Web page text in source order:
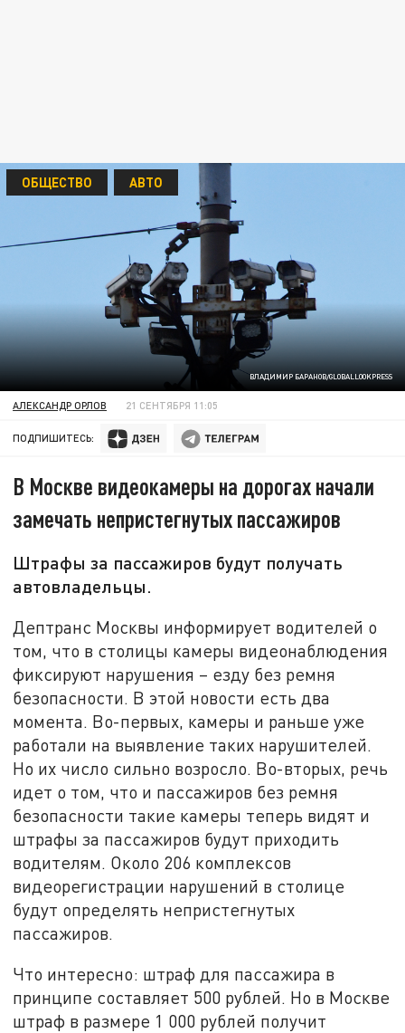
ВЛАДИМИР БАРАНОВ/GLOBALLOOKPRESS
ОБЩЕСТВО АВТО
АЛЕКСАНДР ОРЛОВ 21 СЕНТЯБРЯ 11:05
ПОДПИШИТЕСЬ:
В Москве видеокамеры на дорогах начали
замечать непристегнутых пассажиров
Штрафы за пассажиров будут получать
автовладельцы.
Дептранс Москвы информирует водителей о
том, что в столицы камеры видеонаблюдения
фиксируют нарушения – езду без ремня
безопасности. В этой новости есть два
момента. Во-первых, камеры и раньше уже
работали на выявление таких нарушителей.
Но их число сильно возросло. Во-вторых, речь
идет о том, что и пассажиров без ремня
безопасности такие камеры теперь видят и
штрафы за пассажиров будут приходить
водителям. Около 206 комплексов
видеорегистрации нарушений в столице
будут определять непристегнутых
пассажиров.
Что интересно: штраф для пассажира в
принципе составляет 500 рублей. Но в Москве
штраф в размере 1 000 рублей получит